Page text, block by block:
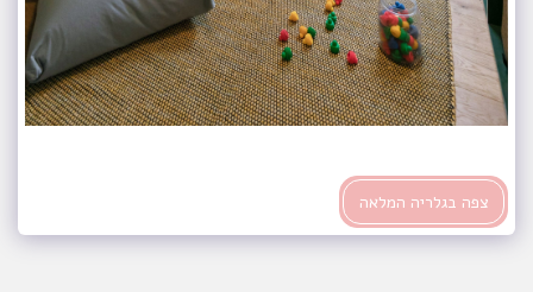
צפה בגלריה המלאה